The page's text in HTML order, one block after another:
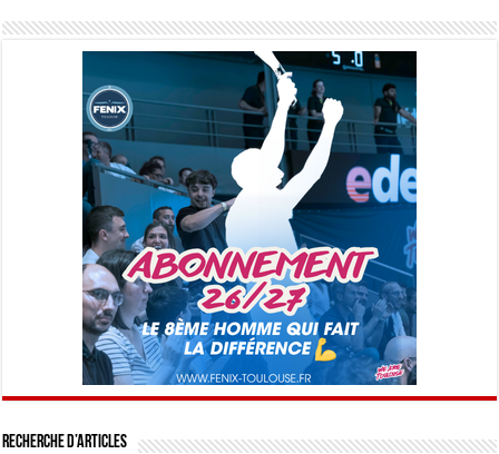
Recherche d’articles